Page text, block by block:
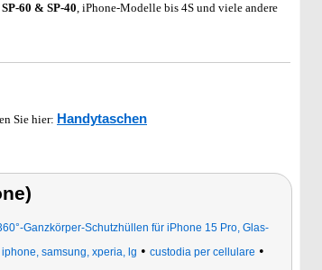
60 & SP-40, iPhone-Modelle bis 4S und viele andere
Sie hier: Handytaschen
Ganzkörper-Schutzhüllen für iPhone 15 Pro, Glas-
samsung, xperia, lg • custodia per cellulare •